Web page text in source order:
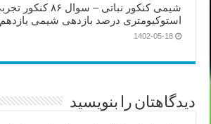
استوکیومتری درصد بازدهی شیمی یازدهم
1402-05-18
دیدگاهتان را بنویسید